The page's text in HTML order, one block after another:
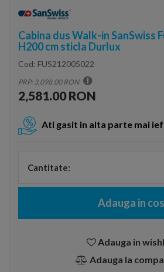
Cabina dus Walk-in SanSwiss
H200 cm sticla Durlux
Cod: FUS212005022
PRP: 3,098.00 RON
2,581.00 RON
Ati gasit in alta parte mai
Cantitate:
Adauga in cos
Adauga in
Adauga la